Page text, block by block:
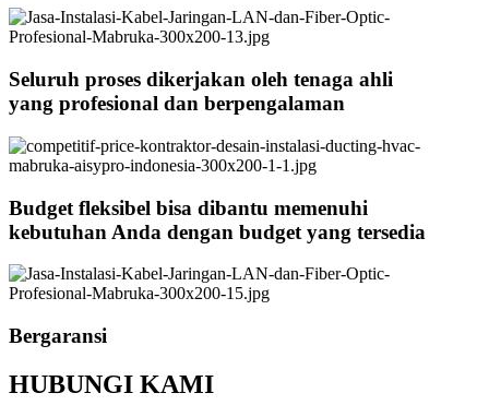
Seluruh proses dikerjakan oleh tenaga ahli
yang profesional dan berpengalaman
Budget fleksibel bisa dibantu memenuhi
kebutuhan Anda dengan budget yang tersedia
Bergaransi
HUBUNGI KAMI